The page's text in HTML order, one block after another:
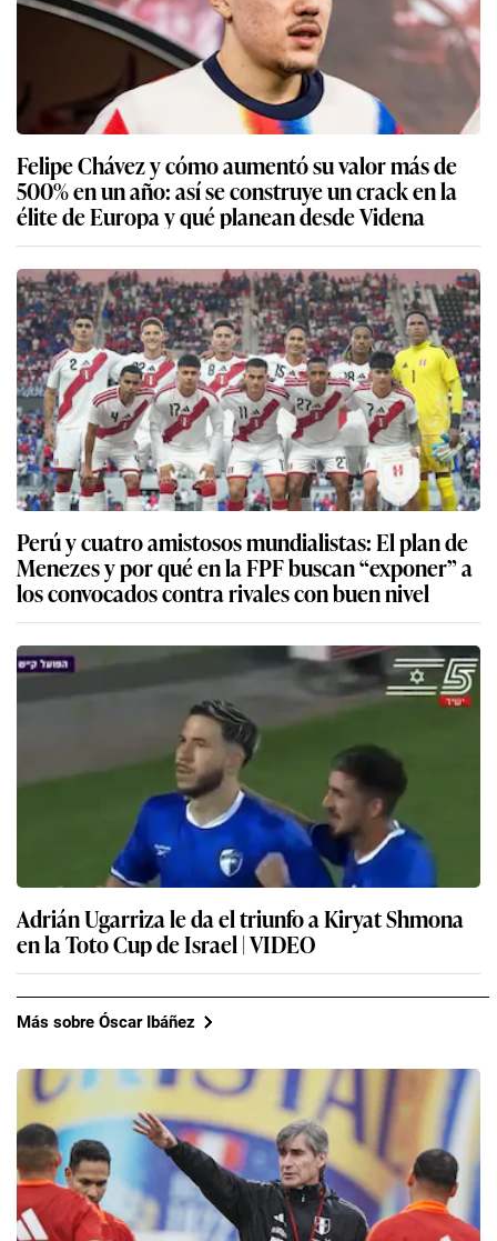
Felipe Chávez y cómo aumentó su valor más de
500% en un año: así se construye un crack en la
élite de Europa y qué planean desde Videna
Perú y cuatro amistosos mundialistas: El plan de
Menezes y por qué en la FPF buscan “exponer” a
los convocados contra rivales con buen nivel
Adrián Ugarriza le da el triunfo a Kiryat Shmona
en la Toto Cup de Israel | VIDEO
Más sobre Óscar Ibáñez